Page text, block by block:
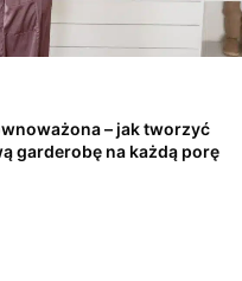
– jak tworzyć
garderobę na każdą porę